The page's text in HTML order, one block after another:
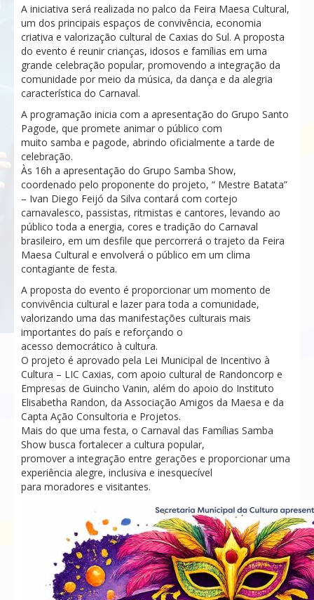
A iniciativa será realizada no palco da Feira Maesa Cultural,
um dos principais espaços de convivência, economia
criativa e valorização cultural de Caxias do Sul. A proposta
do evento é reunir crianças, idosos e famílias em uma
grande celebração popular, promovendo a integração da
comunidade por meio da música, da dança e da alegria
característica do Carnaval.
A programação inicia com a apresentação do Grupo Santo
Pagode, que promete animar o público com
muito samba e pagode, abrindo oficialmente a tarde de
celebração.
Às 16h a apresentação do Grupo Samba Show,
coordenado pelo proponente do projeto, “ Mestre Batata”
– Ivan Diego Feijó da Silva contará com cortejo
carnavalesco, passistas, ritmistas e cantores, levando ao
público toda a energia, cores e tradição do Carnaval
brasileiro, em um desfile que percorrerá o trajeto da Feira
Maesa Cultural e envolverá o público em um clima
contagiante de festa.
A proposta do evento é proporcionar um momento de
convivência cultural e lazer para toda a comunidade,
valorizando uma das manifestações culturais mais
importantes do país e reforçando o
acesso democrático à cultura.
O projeto é aprovado pela Lei Municipal de Incentivo à
Cultura – LIC Caxias, com apoio cultural de Randoncorp e
Empresas de Guincho Vanin, além do apoio do Instituto
Elisabetha Randon, da Associação Amigos da Maesa e da
Capta Ação Consultoria e Projetos.
Mais do que uma festa, o Carnaval das Famílias Samba
Show busca fortalecer a cultura popular,
promover a integração entre gerações e proporcionar uma
experiência alegre, inclusiva e inesquecível
para moradores e visitantes.